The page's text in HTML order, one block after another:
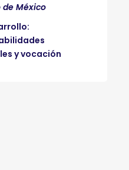
México
y vocación